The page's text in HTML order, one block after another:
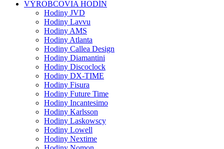
VÝROBCOVIA HODÍN
Hodiny JVD
Hodiny Lavvu
Hodiny AMS
Hodiny Atlanta
Hodiny Callea Design
Hodiny Diamantini
Hodiny Discoclock
Hodiny DX-TIME
Hodiny Fisura
Hodiny Future Time
Hodiny Incantesimo
Hodiny Karlsson
Hodiny Laskowscy
Hodiny Lowell
Hodiny Nextime